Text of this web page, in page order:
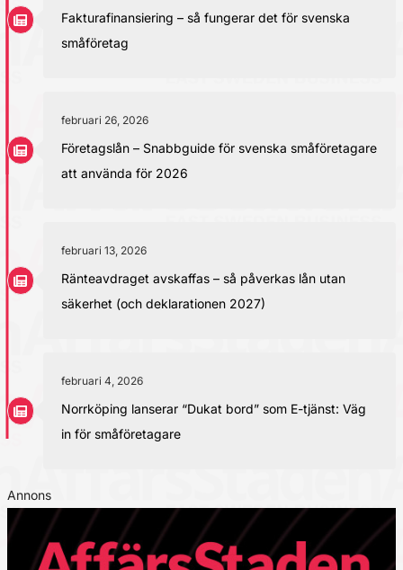
Fakturafinansiering – så fungerar det för svenska
småföretag
februari 26, 2026
Företagslån – Snabbguide för svenska småföretagare
att använda för 2026
februari 13, 2026
Ränteavdraget avskaffas – så påverkas lån utan
säkerhet (och deklarationen 2027)
februari 4, 2026
Norrköping lanserar “Dukat bord” som E-tjänst: Väg
in för småföretagare
Annons